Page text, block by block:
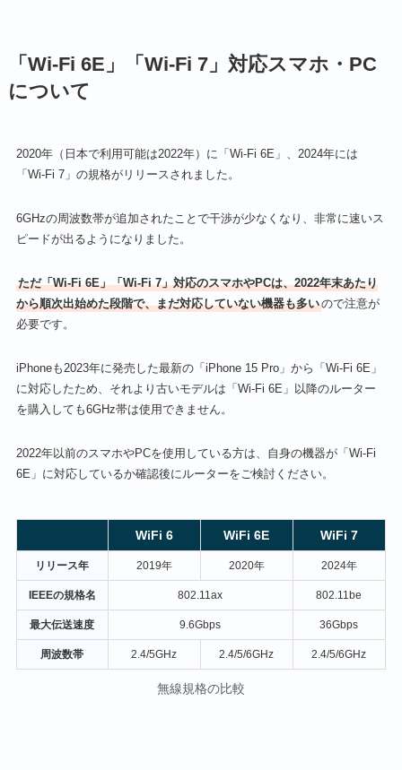
「Wi-Fi 6E」「Wi-Fi 7」対応スマホ・PC
について
2020年（日本で利用可能は2022年）に「Wi-Fi 6E」、2024年には
「Wi-Fi 7」の規格がリリースされました。
6GHzの周波数帯が追加されたことで干渉が少なくなり、非常に速いス
ピードが出るようになりました。
ただ「Wi-Fi 6E」「Wi-Fi 7」対応のスマホやPCは、2022年末あたり
から順次出始めた段階で、まだ対応していない機器も多いので注意が
必要です。
iPhoneも2023年に発売した最新の「iPhone 15 Pro」から「Wi-Fi 6E」
に対応したため、それより古いモデルは「Wi-Fi 6E」以降のルーター
を購入しても6GHz帯は使用できません。
2022年以前のスマホやPCを使用している方は、自身の機器が「Wi-Fi
6E」に対応しているか確認後にルーターをご検討ください。
WiFi 6 WiFi 6E WiFi 7
リリース年 2019年 2020年 2024年
IEEEの規格名 802.11ax 802.11be
最大伝送速度 9.6Gbps 36Gbps
周波数帯 2.4/5GHz 2.4/5/6GHz 2.4/5/6GHz
無線規格の比較